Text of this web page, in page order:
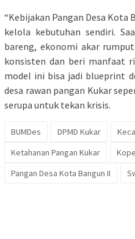
“Kebijakan Pangan Desa Kota
kelola kebutuhan sendiri.
bareng, ekonomi akar
konsisten dan beri manfaat
model ini bisa jadi blueprint
desa rawan pangan Kukar
serupa untuk tekan krisis.
BUMDes DPMD Kukar
Ketahanan Pangan Kukar
Pangan Desa Kota Bangun II